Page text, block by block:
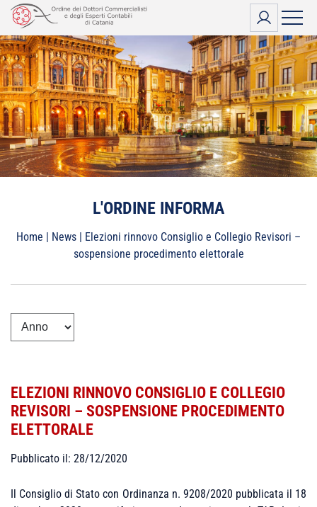
Vai
contenuto
L'ORDINE INFORMA
Home | News | Elezioni rinnovo Consiglio e Collegio Revisori –
sospensione procedimento elettorale
ELEZIONI RINNOVO CONSIGLIO E COLLEGIO
REVISORI – SOSPENSIONE PROCEDIMENTO
ELETTORALE
Pubblicato il: 28/12/2020
Il Consiglio di Stato con Ordinanza n. 9208/2020 pubblicata il 18